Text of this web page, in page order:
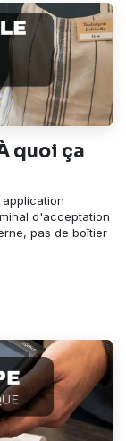
quoi ça
application
d'acceptation
pas de boîtier